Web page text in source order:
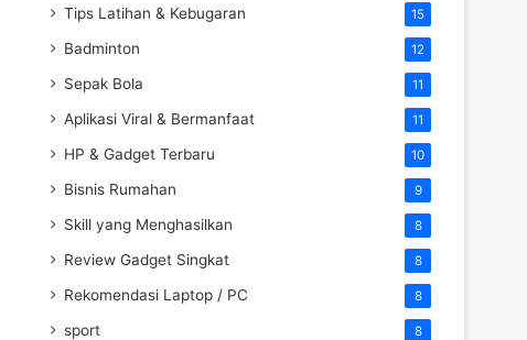
Tips Latihan & Kebugaran 15
Badminton 12
Sepak Bola 11
Aplikasi Viral & Bermanfaat 11
HP & Gadget Terbaru 10
Bisnis Rumahan 9
Skill yang Menghasilkan 8
Review Gadget Singkat 8
Rekomendasi Laptop / PC 8
sport 8